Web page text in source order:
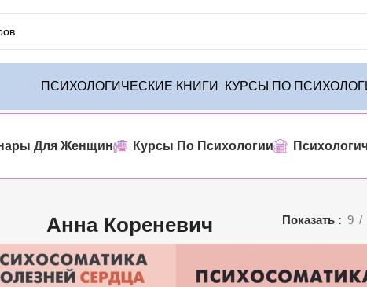
ПСИХОЛОГИЧЕСКИЕ КНИГИ КУРСЫ ПО
Для Женщин Курсы По Психологии
Анна Кореневич Показать 9